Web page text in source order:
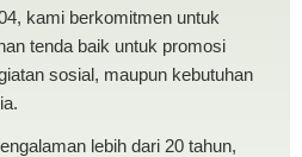
kami berkomitmen untuk
tenda baik untuk promosi
sosial, maupun kebutuhan
lebih dari 20 tahun,